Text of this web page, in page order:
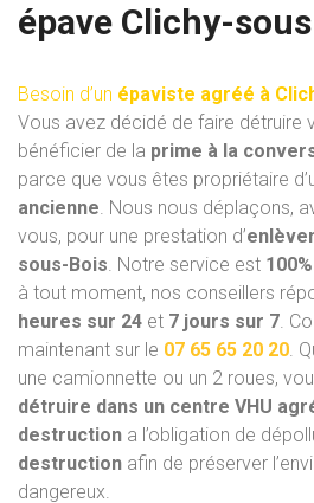
épave Clichy-
Besoin d’un épaviste agréé à
Vous avez décidé de faire détruire
bénéficier de la prime à la
parce que vous êtes propriétaire
ancienne. Nous nous déplaçons,
vous, pour une prestation d’
sous-Bois. Notre service est
à tout moment, nos conseillers
heures sur 24 et 7 jours sur 7.
maintenant sur le 07 65 65 20 20.
une camionnette ou un 2 roues,
détruire dans un centre VHU
destruction a l’obligation de
destruction afin de préserver
dangereux.